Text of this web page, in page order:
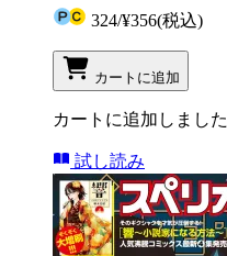
324/¥356(税込)
カートに追加
カートに追加しました
試し読み